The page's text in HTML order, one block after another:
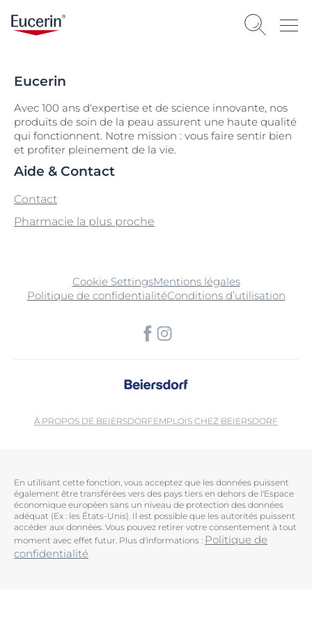
Eucerin
Avec 100 ans d'expertise et de science innovante, nos
produits de soin de la peau assurent une haute qualité
qui fonctionnent. Notre mission : vous faire sentir bien
et profiter pleinement de la vie.
Aide & Contact
Contact
Pharmacie la plus proche
Cookie SettingsMentions légales
Politique de confidentialitéConditions d’utilisation
À PROPOS DE BEIERSDORFEMPLOIS CHEZ BEIERSDORF
En utilisant cette fonction, vous acceptez que les données puissent
également être transférées vers des pays tiers en dehors de l'Espace
économique européen sans un niveau de protection des données
adéquat (Ex : les États-Unis). Il est possible que les autorités puissent
accéder aux données. Vous pouvez retirer votre consentement à tout
moment avec effet futur. Plus d'informations : Politique de
confidentialité